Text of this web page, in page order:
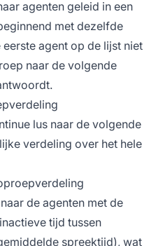
agenten geleid in een
met dezelfde
agent op de lijst niet
naar de volgende
lus naar de volgende
verdeling over het hele
de agenten met de
tijd tussen
spreektijd), wat